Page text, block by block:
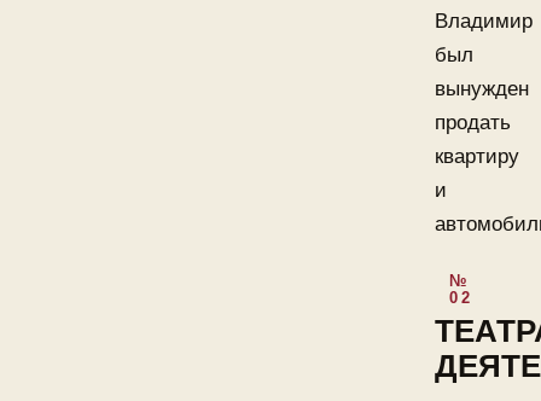
Владимир
был
вынужден
продать
квартиру
и